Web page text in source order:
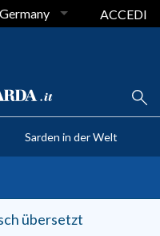
Germany ACCEDI
Sarden in der Welt
übersetzt